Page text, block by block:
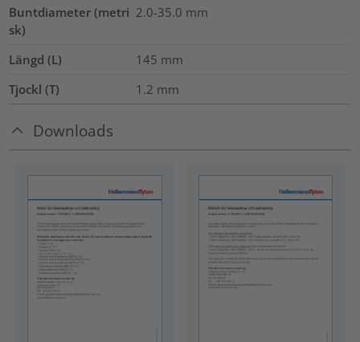
Buntdiameter (metri
sk)
2.0-35.0 mm
Längd (L) 145 mm
Tjockl (T)
1.2 mm
Downloads